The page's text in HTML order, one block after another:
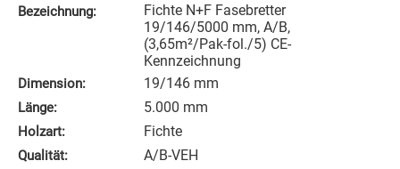
Bezeichnung:
Fichte N+F Fasebretter
19/146/5000 mm, A/B,
(3,65m²/Pak-fol./5) CE-
Kennzeichnung
Dimension: 19/146 mm
Länge: 5.000 mm
Holzart: Fichte
Qualität: A/B-VEH